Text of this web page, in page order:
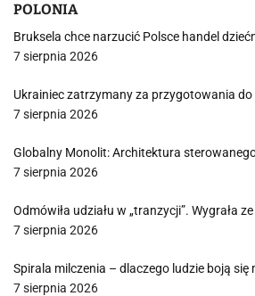
POLONIA
Bruksela chce narzucić Polsce handel
7 sierpnia 2026
Ukrainiec zatrzymany za przygotowania
7 sierpnia 2026
Globalny Monolit: Architektura
7 sierpnia 2026
Odmówiła udziału w „tranzycji”. Wygrała
7 sierpnia 2026
Spirala milczenia – dlaczego ludzie boją się
7 sierpnia 2026